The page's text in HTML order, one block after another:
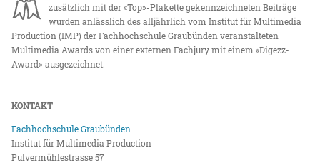
zusätzlich mit der «Top»-Plakette gekennzeichneten Beiträge
wurden anlässlich des alljährlich vom Institut für Multimedia
Production (IMP) der Fachhochschule Graubünden veranstalteten
Multimedia Awards von einer externen Fachjury mit einem «Digezz-
Award» ausgezeichnet.
KONTAKT
Fachhochschule Graubünden
Institut für Multimedia Production
Pulvermühlestrasse 57